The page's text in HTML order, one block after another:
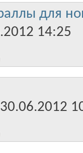
для
14:25